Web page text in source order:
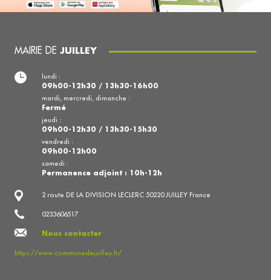
MAIRIE DE JUILLEY
2 route DE LA DIVISION LECLERC 50220 JUILLEY France
0233606517
Nous contacter
https://www.communedejuilley.fr/
lundi :
09h00-12h30 / 13h30-16h00
mardi, mercredi, dimanche :
Fermé
jeudi :
09h00-12h30 / 13h30-15h30
vendredi :
09h00-12h00
samedi :
Permanence adjoint : 10h-12h